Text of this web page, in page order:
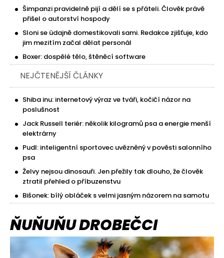
Šimpanzi pravidelně pijí a dělí se s přáteli. Člověk právě
přišel o autorství hospody
Sloni se údajně domestikovali sami. Redakce zjišťuje, kdo
jim mezitím začal dělat personál
Boxer: dospělé tělo, štěněcí software
NEJČTENĚJŠÍ ČLÁNKY
Shiba inu: internetový výraz ve tváři, kočičí názor na
poslušnost
Jack Russell teriér: několik kilogramů psa a energie menší
elektrárny
Pudl: inteligentní sportovec uvězněný v pověsti salonního
psa
Želvy nejsou dinosauři. Jen přežily tak dlouho, že člověk
ztratil přehled o příbuzenstvu
Bišonek: bílý obláček s velmi jasným názorem na samotu
ŇUŇUŇU DROBEČCI